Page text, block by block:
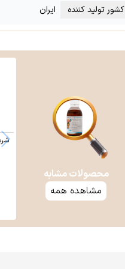
کشور تولید کننده
ایران
محصولات مشابه
مشاهده همه